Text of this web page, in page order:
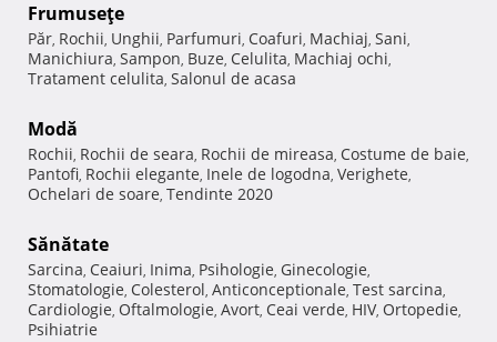
Frumuseţe
Păr, Rochii, Unghii, Parfumuri, Coafuri, Machiaj, Sani,
Manichiura, Sampon, Buze, Celulita, Machiaj ochi,
Tratament celulita, Salonul de acasa
Modă
Rochii, Rochii de seara, Rochii de mireasa, Costume de baie,
Pantofi, Rochii elegante, Inele de logodna, Verighete,
Ochelari de soare, Tendinte 2020
Sănătate
Sarcina, Ceaiuri, Inima, Psihologie, Ginecologie,
Stomatologie, Colesterol, Anticonceptionale, Test sarcina,
Cardiologie, Oftalmologie, Avort, Ceai verde, HIV, Ortopedie,
Psihiatrie